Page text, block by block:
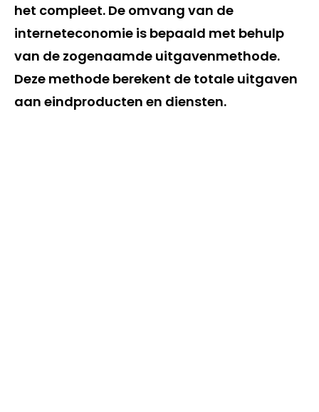
het compleet. De omvang van de
interneteconomie is bepaald met behulp
van de zogenaamde uitgavenmethode.
Deze methode berekent de totale uitgaven
aan eindproducten en diensten.